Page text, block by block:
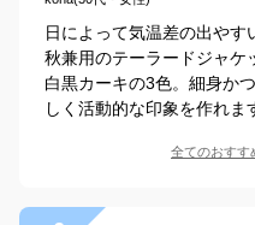
日によって気温差の出やす
秋兼用のテーラードジャケ
白黒カーキの3色。細身か
しく活動的な印象を作れま
全てのおすす